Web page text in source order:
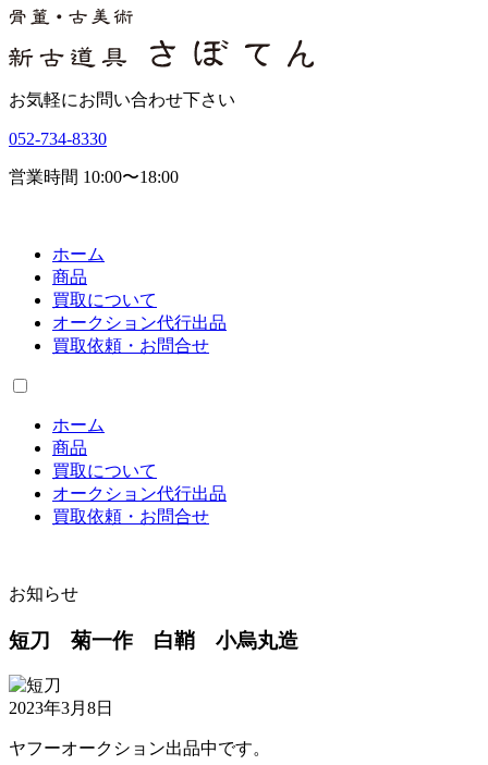
お気軽にお問い合わせ下さい
052-734-8330
営業時間 10:00〜18:00
ホーム
商品
買取について
オークション代行出品
買取依頼・お問合せ
ホーム
商品
買取について
オークション代行出品
買取依頼・お問合せ
お知らせ
短刀 菊一作 白鞘 小烏丸造
2023年3月8日
ヤフーオークション出品中です。